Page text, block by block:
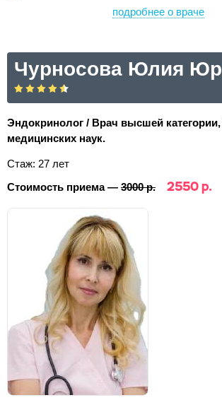
подробнее о враче
Чурносова Юлия
Эндокринолог / Врач высшей
медицинских наук.
Стаж: 27 лет
Стоимость приема — 3000 р. 2550 р.